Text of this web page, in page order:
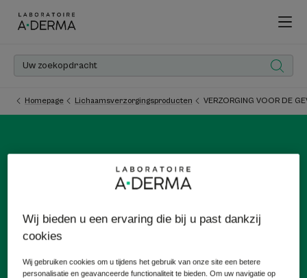
Homepage Lichaamsverzorgingsproducten VERZORGING VOOR DE
VERZORGING VOOR DE
Heb je een gevoelige huid of een huid die snel vlekjes
De herstellende huidverzorgingsproducten van A-DERMA
Wij bieden u een ervaring die bij u past dankzij
cookies
Wij gebruiken cookies om u tijdens het gebruik van onze site een betere
personalisatie en geavanceerde functionaliteit te bieden. Om uw navigatie op